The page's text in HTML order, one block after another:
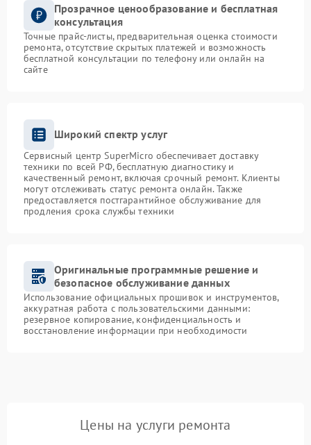
Прозрачное ценообразование и бесплатная
консультация
Точные прайс-листы, предварительная оценка стоимости
ремонта, отсутствие скрытых платежей и возможность
бесплатной консультации по телефону или онлайн на
сайте
Широкий спектр услуг
Сервисный центр SuperMicro обеспечивает доставку
техники по всей РФ, бесплатную диагностику и
качественный ремонт, включая срочный ремонт. Клиенты
могут отслеживать статус ремонта онлайн. Также
предоставляется постгарантийное обслуживание для
продления срока службы техники
Оригинальные программные решение и
безопасное обслуживание данных
Использование официальных прошивок и инструментов,
аккуратная работа с пользовательскими данными:
резервное копирование, конфиденциальность и
восстановление информации при необходимости
Цены на услуги ремонта